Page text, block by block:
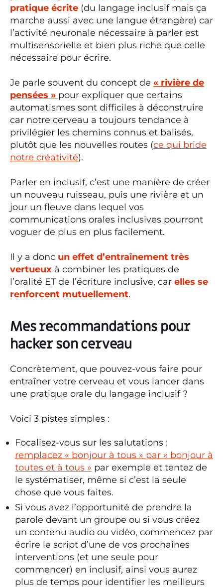
pratique écrite (du langage inclusif mais ça
marche aussi avec une langue étrangère) car
l’activité neuronale nécessaire à parler est
multisensorielle et bien plus riche que celle
nécessaire pour écrire.
Je parle souvent du concept de « rivière de
pensées » pour expliquer que certains
automatismes sont difficiles à déconstruire
car notre cerveau a toujours tendance à
privilégier les chemins connus et balisés,
plutôt que les nouvelles routes (ce qui bride
notre créativité).
Parler en inclusif, c’est une manière de créer
un nouveau ruisseau, puis une rivière et un
jour un fleuve dans lequel vos
communications orales inclusives pourront
voguer de plus en plus facilement.
Il y a donc un effet d’entraînement très
vertueux à combiner les pratiques de
l’oralité ET de l’écriture inclusive, car elles se
renforcent mutuellement.
Mes recommandations pour
hacker son cerveau
Concrètement, que pouvez-vous faire pour
entraîner votre cerveau et vous lancer dans
une pratique orale du langage inclusif ?
Voici 3 pistes simples :
Focalisez-vous sur les salutations :
remplacez « bonjour à tous » par « bonjour à
toutes et à tous » par exemple et tentez de
le systématiser, même si c’est la seule
chose que vous faites.
Si vous avez l’opportunité de prendre la
parole devant un groupe ou si vous créez
un contenu audio ou vidéo, commencez par
écrire le script d’une de vos prochaines
interventions (et une seule pour
commencer) en inclusif, ainsi vous aurez
plus de temps pour identifier les meilleurs